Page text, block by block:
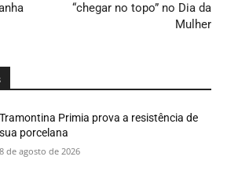
“chegar no topo” no Dia da
Mulher
Tramontina Primia prova a resistência de
sua porcelana
8 de agosto de 2026